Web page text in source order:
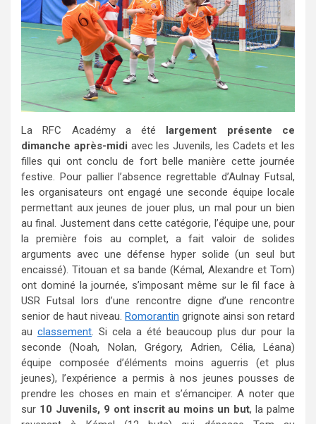
La RFC Académy a été
largement présente ce
dimanche après-midi avec les Juvenils, les Cadets et les
filles qui ont conclu de fort belle manière cette journée
festive. Pour pallier l’absence regrettable d’Aulnay Futsal,
les organisateurs ont engagé une seconde équipe locale
permettant aux jeunes de jouer plus, un mal pour un bien
au final. Justement dans cette catégorie, l’équipe une, pour
la première fois au complet, a fait valoir de solides
arguments avec une défense hyper solide (un seul but
encaissé). Titouan et sa bande (Kémal, Alexandre et Tom)
ont dominé la journée, s’imposant même sur le fil face à
USR Futsal lors d’une rencontre digne d’une rencontre
senior de haut niveau. Romorantin grignote ainsi son retard
au classement. Si cela a été beaucoup plus dur pour la
seconde (Noah, Nolan, Grégory, Adrien, Célia, Léana)
équipe composée d’éléments moins aguerris (et plus
jeunes), l’expérience a permis à nos jeunes pousses de
prendre les choses en main et s’émanciper. A noter que
sur 10 Juvenils, 9 ont inscrit au moins un but, la palme